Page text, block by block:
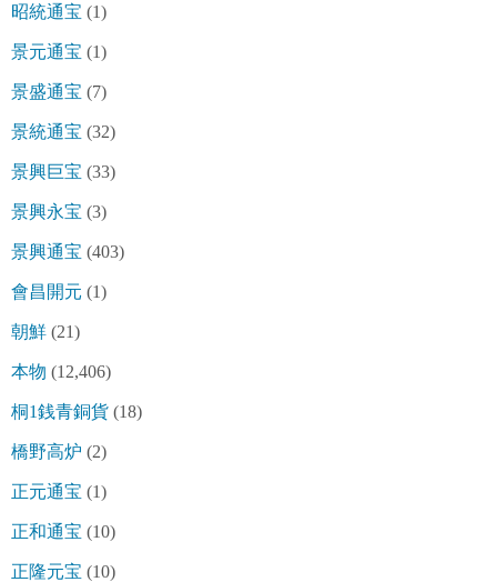
昭統通宝 (1)
景元通宝 (1)
景盛通宝 (7)
景統通宝 (32)
景興巨宝 (33)
景興永宝 (3)
景興通宝 (403)
會昌開元 (1)
朝鮮 (21)
本物 (12,406)
桐1銭青銅貨 (18)
橋野高炉 (2)
正元通宝 (1)
正和通宝 (10)
正隆元宝 (10)